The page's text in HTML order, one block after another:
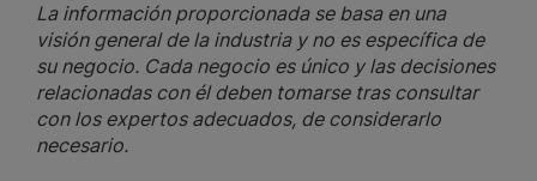
La información proporcionada se basa en una
visión general de la industria y no es específica de
su negocio. Cada negocio es único y las decisiones
relacionadas con él deben tomarse tras consultar
con los expertos adecuados, de considerarlo
necesario.